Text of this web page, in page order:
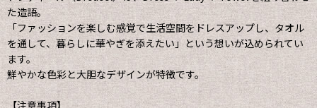
た造語。
「ファッションを楽しむ感覚で生活空間をドレスアップし、タオル
を通して、暮らしに華やぎを添えたい」という想いが込められてい
ます。
鮮やかな色彩と大胆なデザインが特徴です。
【注意事項】